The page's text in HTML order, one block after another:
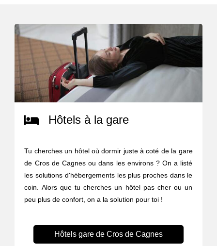
Hôtels à la gare
Tu cherches un hôtel où dormir juste à coté de la gare
de Cros de Cagnes ou dans les environs ? On a listé
les solutions d'hébergements les plus proches dans le
coin. Alors que tu cherches un hôtel pas cher ou un
peu plus de confort, on a la solution pour toi !
Hôtels gare de Cros de Cagnes